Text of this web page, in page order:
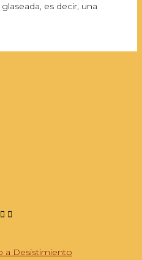
es decir, una
 
a Desistimiento